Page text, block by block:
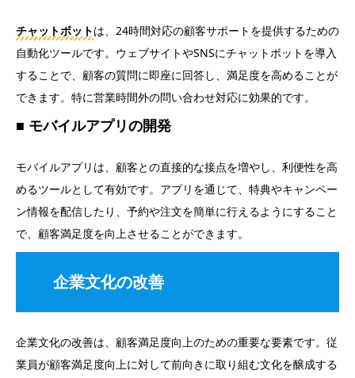
チャットボットは、24時間対応の顧客サポートを提供するための
自動化ツールです。ウェブサイトやSNSにチャットボットを導入
することで、顧客の質問に即座に回答し、満足度を高めることが
できます。特に営業時間外の問い合わせ対応に効果的です。
モバイルアプリの開発
モバイルアプリは、顧客との直接的な接点を増やし、利便性を高
めるツールとして有効です。アプリを通じて、特典やキャンペー
ン情報を配信したり、予約や注文を簡単に行えるようにすること
で、顧客満足度を向上させることができます。
企業文化の改善
企業文化の改善は、顧客満足度向上のための重要な要素です。従
業員が顧客満足度向上に対して前向きに取り組む文化を醸成する